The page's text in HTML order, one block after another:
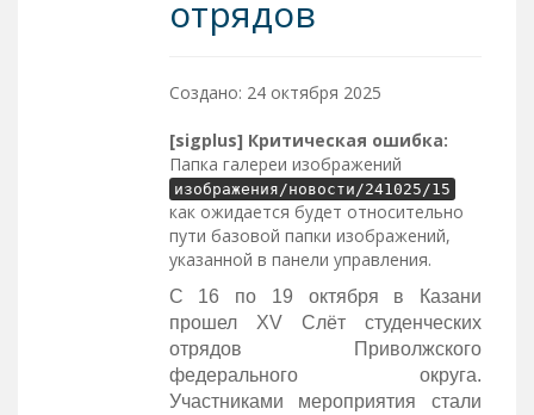
отрядов
Создано: 24 октября 2025
[sigplus] Критическая ошибка:
Папка галереи изображений
изображения/новости/241025/15
как ожидается будет относительно
пути базовой папки изображений,
указанной в панели управления.
С 16 по 19 октября в Казани
прошел XV Слёт студенческих
отрядов Приволжского
федерального округа.
Участниками мероприятия стали